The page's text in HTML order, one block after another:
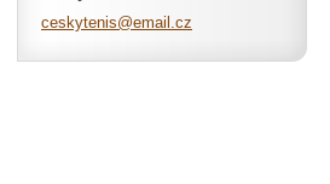
ceskytenis@email .cz